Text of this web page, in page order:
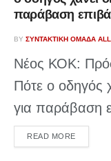
παράβαση
BY ΣΥΝΤΑΚΤΙΚΉ ΟΜΆΔΑ
Νέος ΚΟΚ:
Πότε ο οδηγός
για παράβαση
READ MOREDETAILS